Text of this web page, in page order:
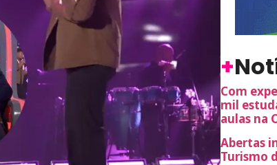
+
Com
mil
aulas na
Abertas
Turismo